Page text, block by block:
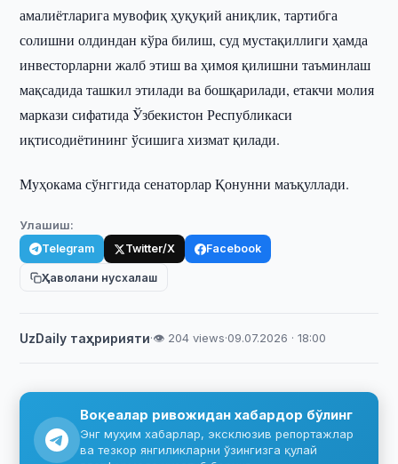
амалиётларига мувофиқ ҳуқуқий аниқлик, тартибга
солишни олдиндан кўра билиш, суд мустақиллиги ҳамда
инвесторларни жалб этиш ва ҳимоя қилишни таъминлаш
мақсадида ташкил этилади ва бошқарилади, етакчи молия
маркази сифатида Ўзбекистон Республикаси
иқтисодиётининг ўсишига хизмат қилади.
Муҳокама сўнггида сенаторлар Қонунни маъқуллади.
Улашиш:
Telegram Twitter/X Facebook
Ҳаволани нусхалаш
UzDaily таҳририяти·👁 204 views·09.07.2026 · 18:00
Воқеалар ривожидан хабардор бўлинг
Энг муҳим хабарлар, эксклюзив репортажлар
ва тезкор янгиликларни ўзингизга қулай